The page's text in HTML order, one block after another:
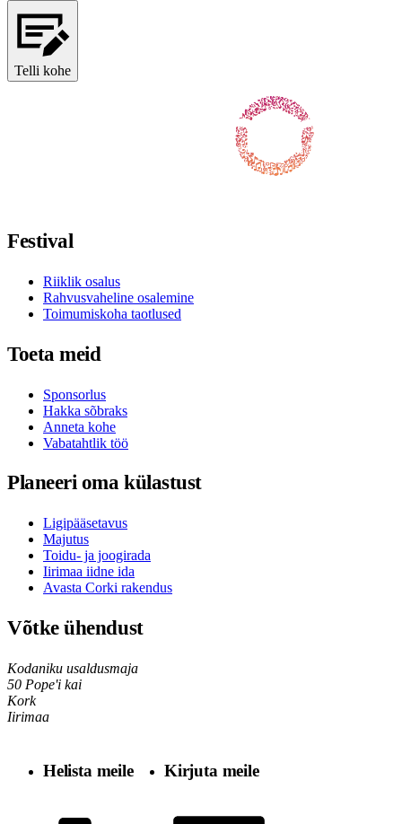
Telli kohe
Festival
Riiklik osalus
Rahvusvaheline osalemine
Toimumiskoha taotlused
Toeta meid
Sponsorlus
Hakka sõbraks
Anneta kohe
Vabatahtlik töö
Planeeri oma külastust
Ligipääsetavus
Majutus
Toidu- ja joogirada
Iirimaa iidne ida
Avasta Corki rakendus
Võtke ühendust
Kodaniku usaldusmaja
50 Pope'i kai
Kork
Iirimaa
Helista meile Kirjuta meile